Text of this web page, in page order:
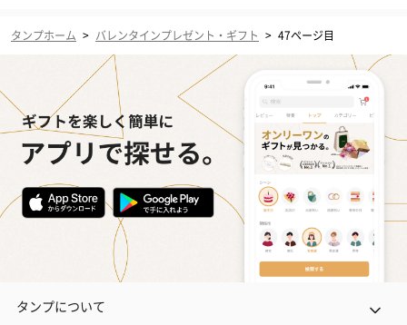
タンプホーム > バレンタインプレゼント・ギフト > 47ページ目
タンプについて